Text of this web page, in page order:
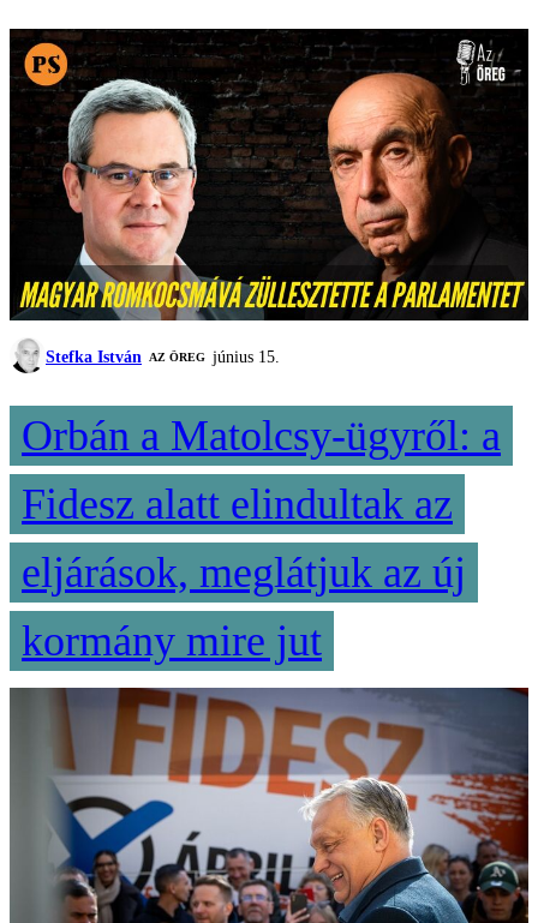
Stefka István AZ ÖREG június 15.
Orbán a Matolcsy-ügyről: a
Fidesz alatt elindultak az
eljárások, meglátjuk az új
kormány mire jut